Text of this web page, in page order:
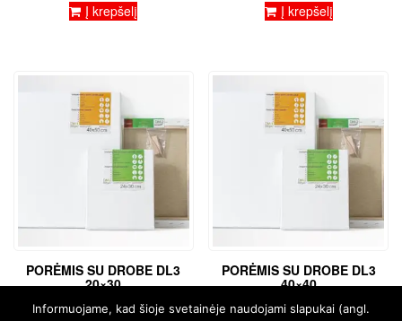
Į krepšelį Į krepšelį
PORĖMIS SU DROBE DL3
20×30
€7,14
PORĖMIS SU DROBE DL3
40×40
€12,11
Informuojame, kad šioje svetainėje naudojami slapukai (angl.